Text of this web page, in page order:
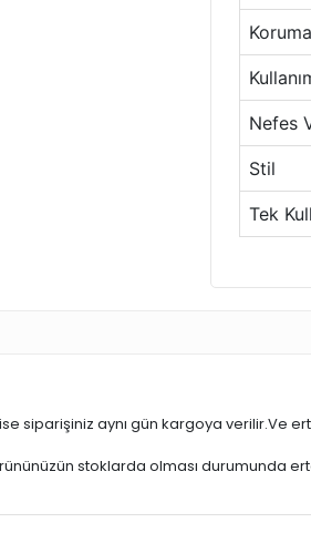
Nefes
Stil
Tek
siparişiniz aynı gün kargoya verilir.Ve
stoklarda olması durumunda